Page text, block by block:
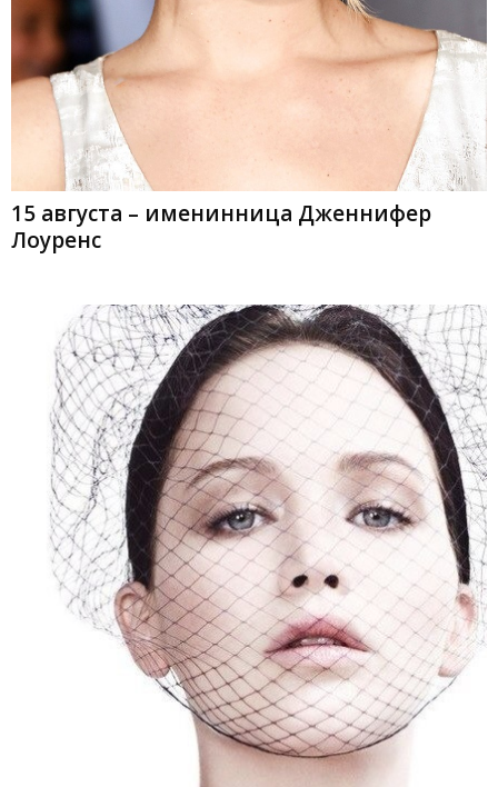
15 августа – именинница Дженнифер
Лоуренс